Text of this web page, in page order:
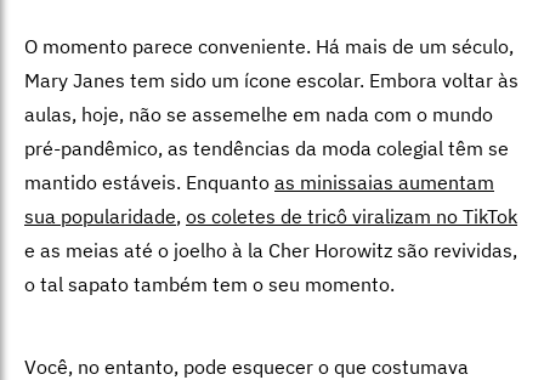
O momento parece conveniente. Há mais de um século,
Mary Janes tem sido um ícone escolar. Embora voltar às
aulas, hoje, não se assemelhe em nada com o mundo
pré-pandêmico, as tendências da moda colegial têm se
mantido estáveis. Enquanto as minissaias aumentam
sua popularidade, os coletes de tricô viralizam no TikTok
e as meias até o joelho à la Cher Horowitz são revividas,
o tal sapato também tem o seu momento.
Você, no entanto, pode esquecer o que costumava